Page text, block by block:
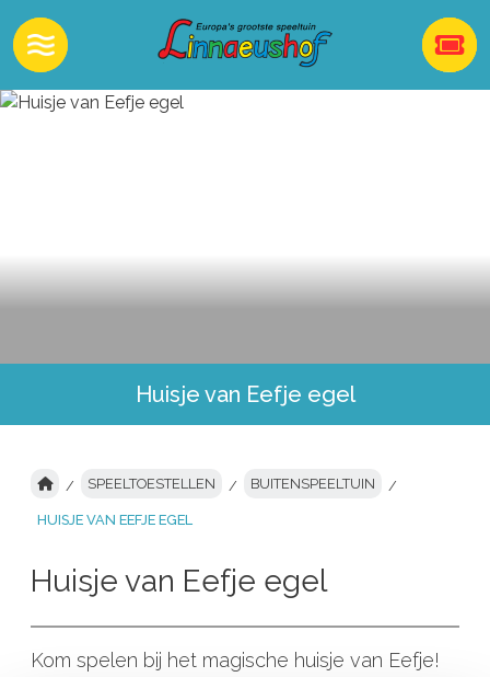
Huisje van Eefje egel
SPEELTOESTELLEN BUITENSPEELTUIN
HUISJE VAN EEFJE EGEL
Huisje van Eefje egel
Kom spelen bij het magische huisje van Eefje!